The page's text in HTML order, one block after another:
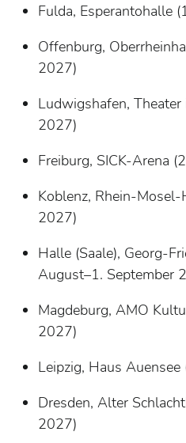
Fulda, Esperantohalle
Offenburg,
2027)
Ludwigshafen,
2027)
Freiburg, SICK-Arena
Koblenz, Rhein-
2027)
Halle (Saale), Georg-
August–1. September
Magdeburg, AMO
2027)
Leipzig, Haus
Dresden, Alter
2027)